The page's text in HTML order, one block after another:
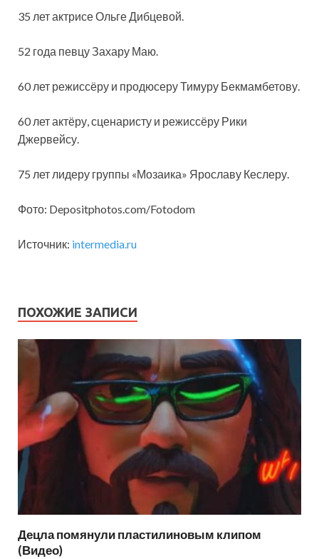
35 лет актрисе Ольге Дибцевой.
52 года певцу Захару Маю.
60 лет режиссёру и продюсеру Тимуру Бекмамбетову.
60 лет актёру, сценаристу и режиссёру Рики
Джервейсу.
75 лет лидеру группы «Мозаика» Ярославу Кеслеру.
Фото: Depositphotos.com/Fotodom
Источник: intermedia.ru
ПОХОЖИЕ ЗАПИСИ
Децла помянули пластилиновым клипом
(Видео)